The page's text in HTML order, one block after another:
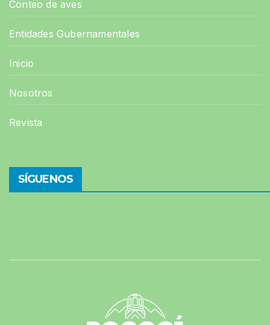
Conteo de aves
Entidades Gubernamentales
Inicio
Nosotros
Revista
SÍGUENOS